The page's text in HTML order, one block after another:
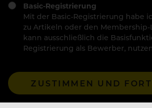
Basic-Registrierung
Mit der Basic-Registrierung habe
zu Artikeln oder den Membership-
kann ausschließlich die
Registrierung als Bewerber,
ZUSTIMMEN UND